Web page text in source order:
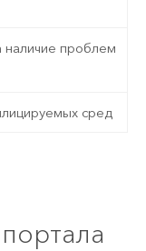
наличие проблем
сред